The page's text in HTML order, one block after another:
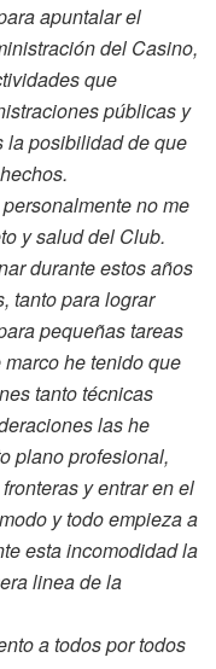
apuntalar el
del Casino,
que
públicas y
la posibilidad de que
no me
y salud del Club.
durante estos años
tanto para lograr
pequeñas tareas
he tenido que
tanto técnicas
las he
plano profesional,
y entrar en el
y todo empieza a
esta incomodidad la
linea de la
a todos por todos